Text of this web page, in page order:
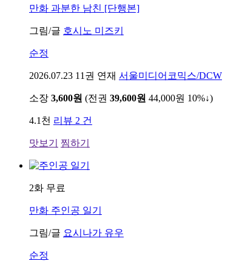
만화 과분한 남친 [단행본]
그림/글 호시노 미즈키
순정
2026.07.23 11권 연재 서울미디어코믹스/DCW
소장 3,600원 (전권 39,600원 44,000원 10%↓)
4.1천 리뷰 2 건
맛보기 찜하기
2화 무료
만화 주인공 일기
그림/글 요시나가 유우
순정